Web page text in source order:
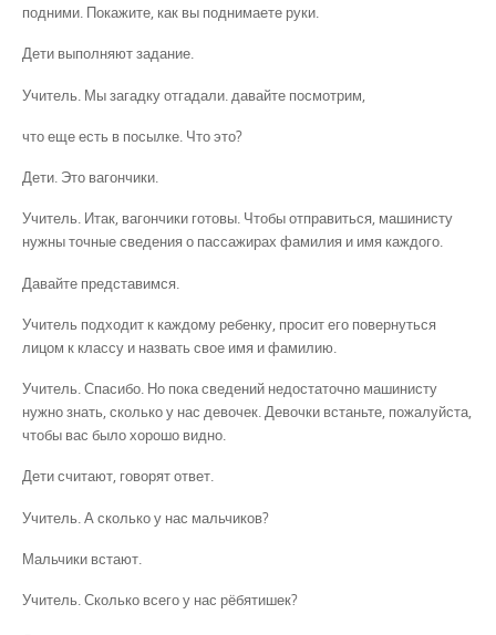
подними. Покажите, как вы поднимаете руки.
Дети выполняют задание.
Учитель. Мы загадку отгадали. давайте посмотрим,
что еще есть в посылке. Что это?
Дети. Это вагончики.
Учитель. Итак, вагончики готовы. Чтобы отправиться, машинисту
нужны точные сведения о пассажирах фамилия и имя каждого.
Давайте представимся.
Учитель подходит к каждому ребенку, просит его повернуться
лицом к классу и назвать свое имя и фамилию.
Учитель. Спасибо. Но пока сведений недостаточно машинисту
нужно знать, сколько у нас девочек. Девочки встаньте, пожалуйста,
чтобы вас было хорошо видно.
Дети считают, говорят ответ.
Учитель. А сколько у нас мальчиков?
Мальчики встают.
Учитель. Сколько всего у нас рёбятишек?